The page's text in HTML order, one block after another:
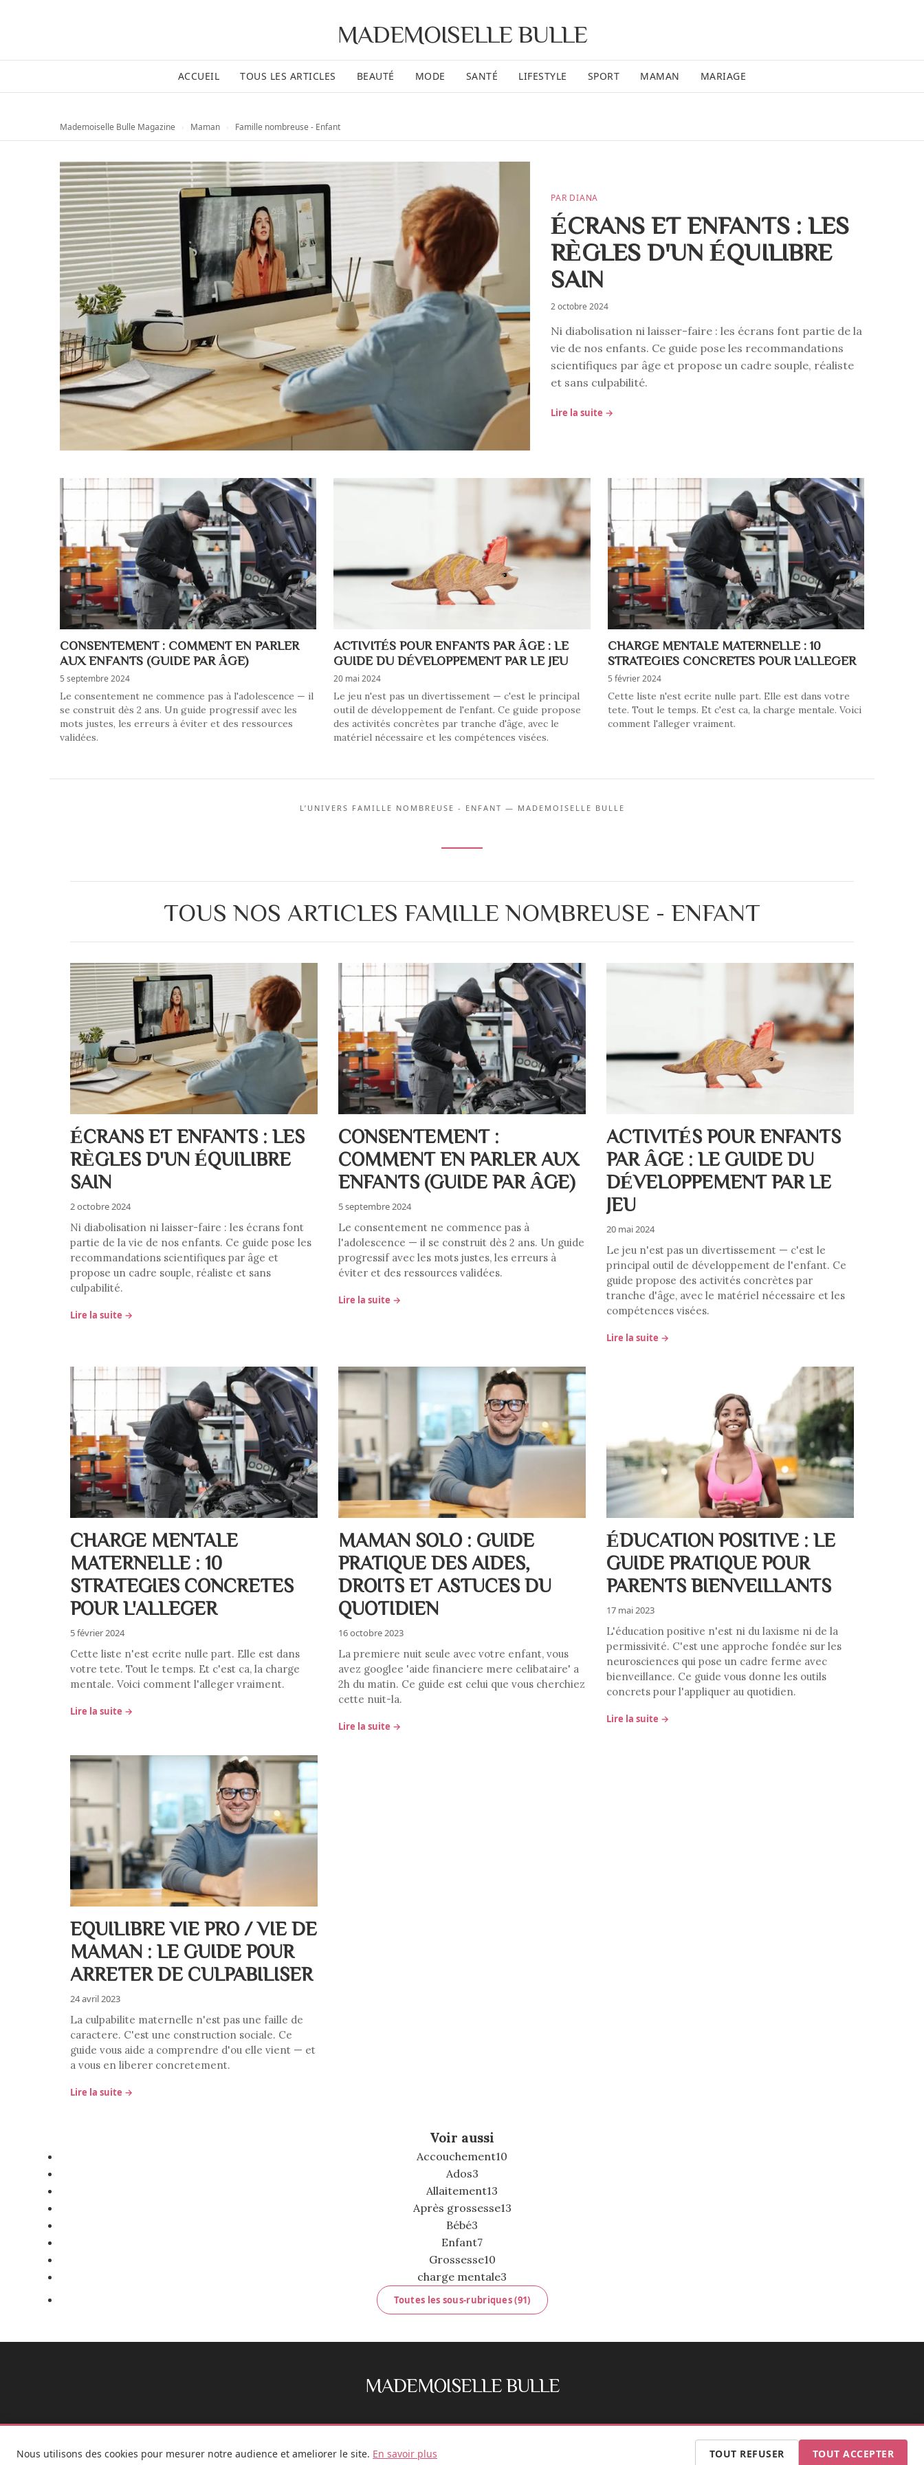
MADEMOISELLE BULLE
ACCUEIL TOUS LES ARTICLES BEAUTÉ MODE SANTÉ LIFESTYLE SPORT MAMAN MARIAGE
Mademoiselle Bulle Magazine Maman Famille nombreuse - Enfant
PAR DIANA
ÉCRANS ET ENFANTS : LES
RÈGLES D'UN ÉQUILIBRE
SAIN
2 octobre 2024
Ni diabolisation ni laisser-faire : les écrans font partie de la
vie de nos enfants. Ce guide pose les recommandations
scientifiques par âge et propose un cadre souple, réaliste
et sans culpabilité.
Lire la suite →
CONSENTEMENT : COMMENT EN PARLER
AUX ENFANTS (GUIDE PAR ÂGE)
5 septembre 2024
Le consentement ne commence pas à l'adolescence — il
se construit dès 2 ans. Un guide progressif avec les
mots justes, les erreurs à éviter et des ressources
validées.
ACTIVITÉS POUR ENFANTS PAR ÂGE : LE
GUIDE DU DÉVELOPPEMENT PAR LE JEU
20 mai 2024
Le jeu n'est pas un divertissement — c'est le principal
outil de développement de l'enfant. Ce guide propose
des activités concrètes par tranche d'âge, avec le
matériel nécessaire et les compétences visées.
CHARGE MENTALE MATERNELLE : 10
STRATEGIES CONCRETES POUR L'ALLEGER
5 février 2024
Cette liste n'est ecrite nulle part. Elle est dans votre
tete. Tout le temps. Et c'est ca, la charge mentale. Voici
comment l'alleger vraiment.
L’UNIVERS FAMILLE NOMBREUSE - ENFANT — MADEMOISELLE BULLE
TOUS NOS ARTICLES FAMILLE NOMBREUSE - ENFANT
ÉCRANS ET ENFANTS : LES
RÈGLES D'UN ÉQUILIBRE
SAIN
2 octobre 2024
Ni diabolisation ni laisser-faire : les écrans font
partie de la vie de nos enfants. Ce guide pose les
recommandations scientifiques par âge et
propose un cadre souple, réaliste et sans
culpabilité.
Lire la suite →
CONSENTEMENT :
COMMENT EN PARLER AUX
ENFANTS (GUIDE PAR ÂGE)
5 septembre 2024
Le consentement ne commence pas à
l'adolescence — il se construit dès 2 ans. Un guide
progressif avec les mots justes, les erreurs à
éviter et des ressources validées.
Lire la suite →
ACTIVITÉS POUR ENFANTS
PAR ÂGE : LE GUIDE DU
DÉVELOPPEMENT PAR LE
JEU
20 mai 2024
Le jeu n'est pas un divertissement — c'est le
principal outil de développement de l'enfant. Ce
guide propose des activités concrètes par
tranche d'âge, avec le matériel nécessaire et les
compétences visées.
Lire la suite →
CHARGE MENTALE
MATERNELLE : 10
STRATEGIES CONCRETES
POUR L'ALLEGER
5 février 2024
Cette liste n'est ecrite nulle part. Elle est dans
votre tete. Tout le temps. Et c'est ca, la charge
mentale. Voici comment l'alleger vraiment.
Lire la suite →
MAMAN SOLO : GUIDE
PRATIQUE DES AIDES,
DROITS ET ASTUCES DU
QUOTIDIEN
16 octobre 2023
La premiere nuit seule avec votre enfant, vous
avez googlee 'aide financiere mere celibataire' a
2h du matin. Ce guide est celui que vous cherchiez
cette nuit-la.
Lire la suite →
ÉDUCATION POSITIVE : LE
GUIDE PRATIQUE POUR
PARENTS BIENVEILLANTS
17 mai 2023
L'éducation positive n'est ni du laxisme ni de la
permissivité. C'est une approche fondée sur les
neurosciences qui pose un cadre ferme avec
bienveillance. Ce guide vous donne les outils
concrets pour l'appliquer au quotidien.
Lire la suite →
EQUILIBRE VIE PRO / VIE DE
MAMAN : LE GUIDE POUR
ARRETER DE CULPABILISER
24 avril 2023
La culpabilite maternelle n'est pas une faille de
caractere. C'est une construction sociale. Ce
guide vous aide a comprendre d'ou elle vient — et
a vous en liberer concretement.
Lire la suite →
Voir aussi
Accouchement10
Ados3
Allaitement13
Après grossesse13
Bébé3
Enfant7
Grossesse10
charge mentale3
Toutes les sous-rubriques (91)
MADEMOISELLE BULLE
© 2026 Mademoiselle Bulle
Nous utilisons des cookies pour mesurer notre audience et ameliorer le site. En savoir plus TOUT REFUSER TOUT ACCEPTER